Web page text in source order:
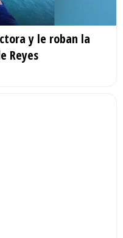
y le roban la
Reyes